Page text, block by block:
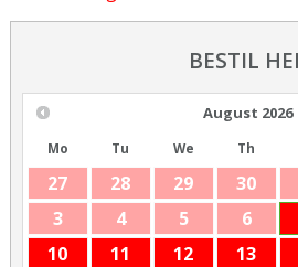
BESTIL
August 2026
Mo Tu We Th
27 28 29 30
3
4 5 6
10
11 12 13